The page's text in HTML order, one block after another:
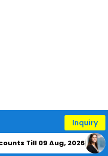
Inquiry
Till 09 Aug, 2026